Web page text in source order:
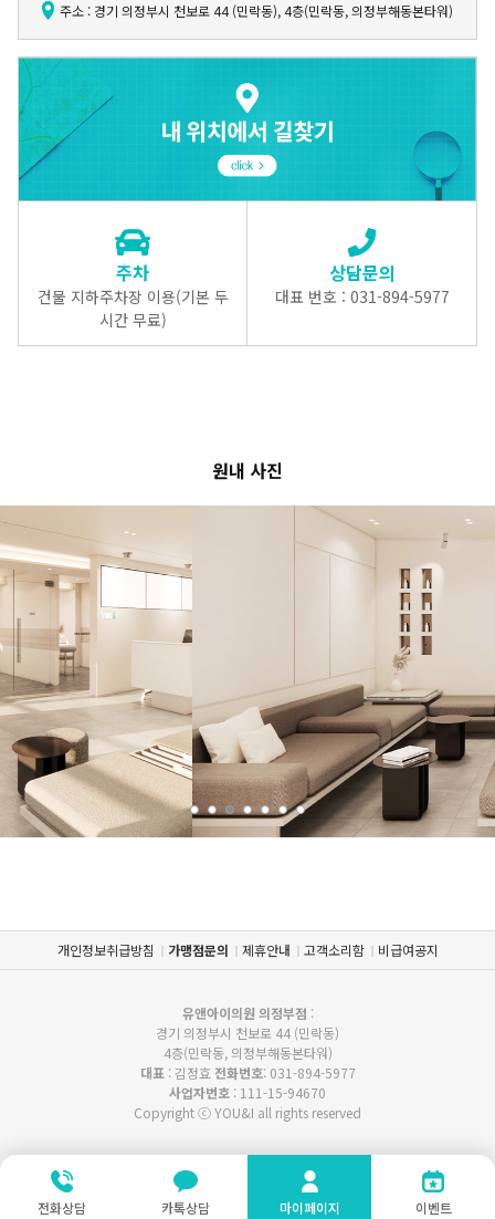
주소 : 경기 의정부시 천보로 44 (민락동), 4층(민락동, 의정부해동본타워)
주차
건물 지하주차장 이용(기본 두
시간 무료)
상담문의
대표 번호 : 031-894-5977
원내 사진
전화상담 카톡상담 마이페이지 이벤트
개인정보취급방침 가맹점문의 제휴안내 고객소리함 비급여공지
유앤아이의원 의정부점 :
경기 의정부시 천보로 44 (민락동)
4층(민락동, 의정부해동본타워)
대표: 김정효 전화번호: 031-894-5977
사업자번호 : 111-15-94670
Copyright ⓒ YOU&I all rights reserved